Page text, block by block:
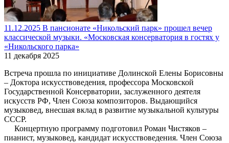
11.12.2025 В пансионате «Никольский парк» прошел вечер
классической музыки. «Московская консерватория в гостях у
«Никольского парка»
11 декабря 2025
Встреча прошла по инициативе Долинской Елены Борисовны
– Доктора искусствоведения, профессора Московской
Государственной Консерватории, заслуженного деятеля
искусств РФ, Член Союза композиторов. Выдающийся
музыковед, внесшая вклад в развитие музыкальной культуры
СССР.
Концертную программу подготовил Роман Чистяков –
пианист, музыковед, кандидат искусствоведения. Член Союза